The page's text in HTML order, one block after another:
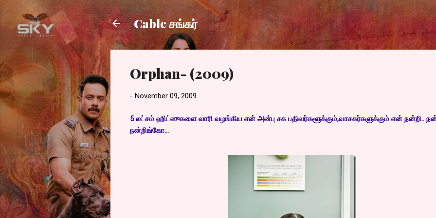
Skip to main content
Cable சங்கர்
Orphan- (2009)
- November 09, 2009
5 லட்சம் ஹிட்ஸுகளை வாரி வழங்கிய என் அன்பு சக பதிவர்களூக்கும்,வாசகர்களுக்கும் என் நன்றி..
நன்றிங்கோ...